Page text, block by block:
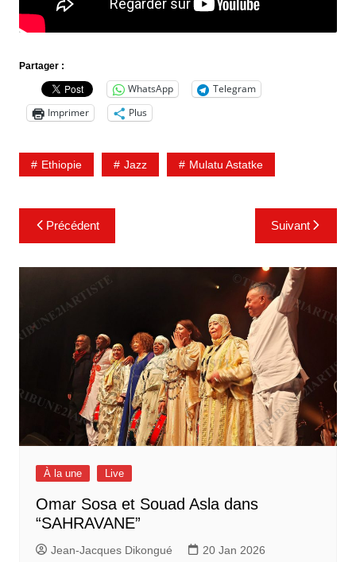
Partager :
WhatsApp
Telegram
Imprimer
Plus
Ethiopie Jazz Mulatu Astatke
Navigation
de
l’article
Précédent Suivant
À la une Live
Omar Sosa et Souad Asla dans
“SAHRAVANE”
Jean-Jacques Dikongué 20 Jan 2026